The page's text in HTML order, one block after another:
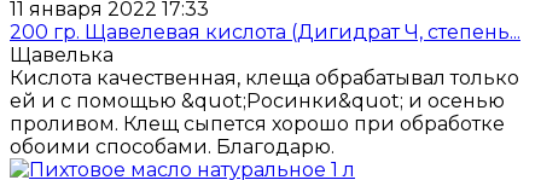
11 января 2022 17:33
200 гр. Щавелевая кислота (Дигидрат Ч, степень...
Щавелька
Кислота качественная, клеща обрабатывал только
ей и с помощью &quot;Росинки&quot; и осенью
проливом. Клещ сыпется хорошо при обработке
обоими способами. Благодарю.